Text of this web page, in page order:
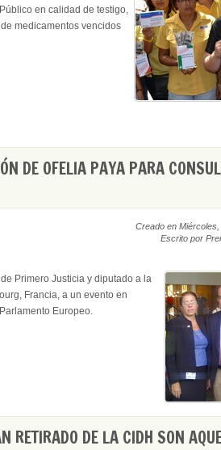
en calidad de testigo,
medicamentos vencidos
DE OFELIA PAYA PARA
Creado en
Escrito por
Primero Justicia y diputado a la
Francia, a un evento en
Europeo.
RETIRADO DE LA CIDH SON